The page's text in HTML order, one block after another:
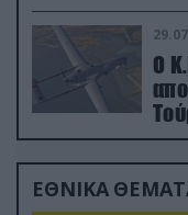
Ο
ΕΘΝΙΚΑ